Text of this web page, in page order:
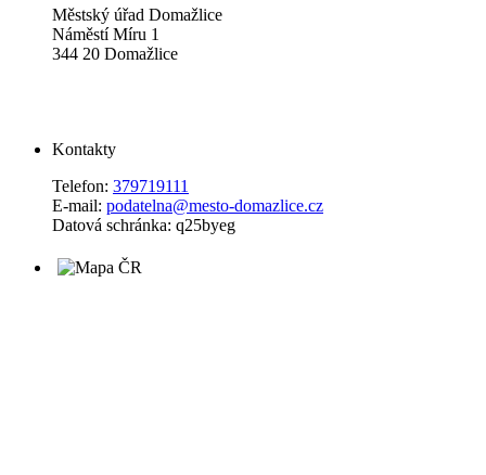
Městský úřad Domažlice
Náměstí Míru 1
344 20 Domažlice
Kontakty
Telefon: 379719111
E-mail: podatelna@mesto-domazlice.cz
Datová schránka: q25byeg